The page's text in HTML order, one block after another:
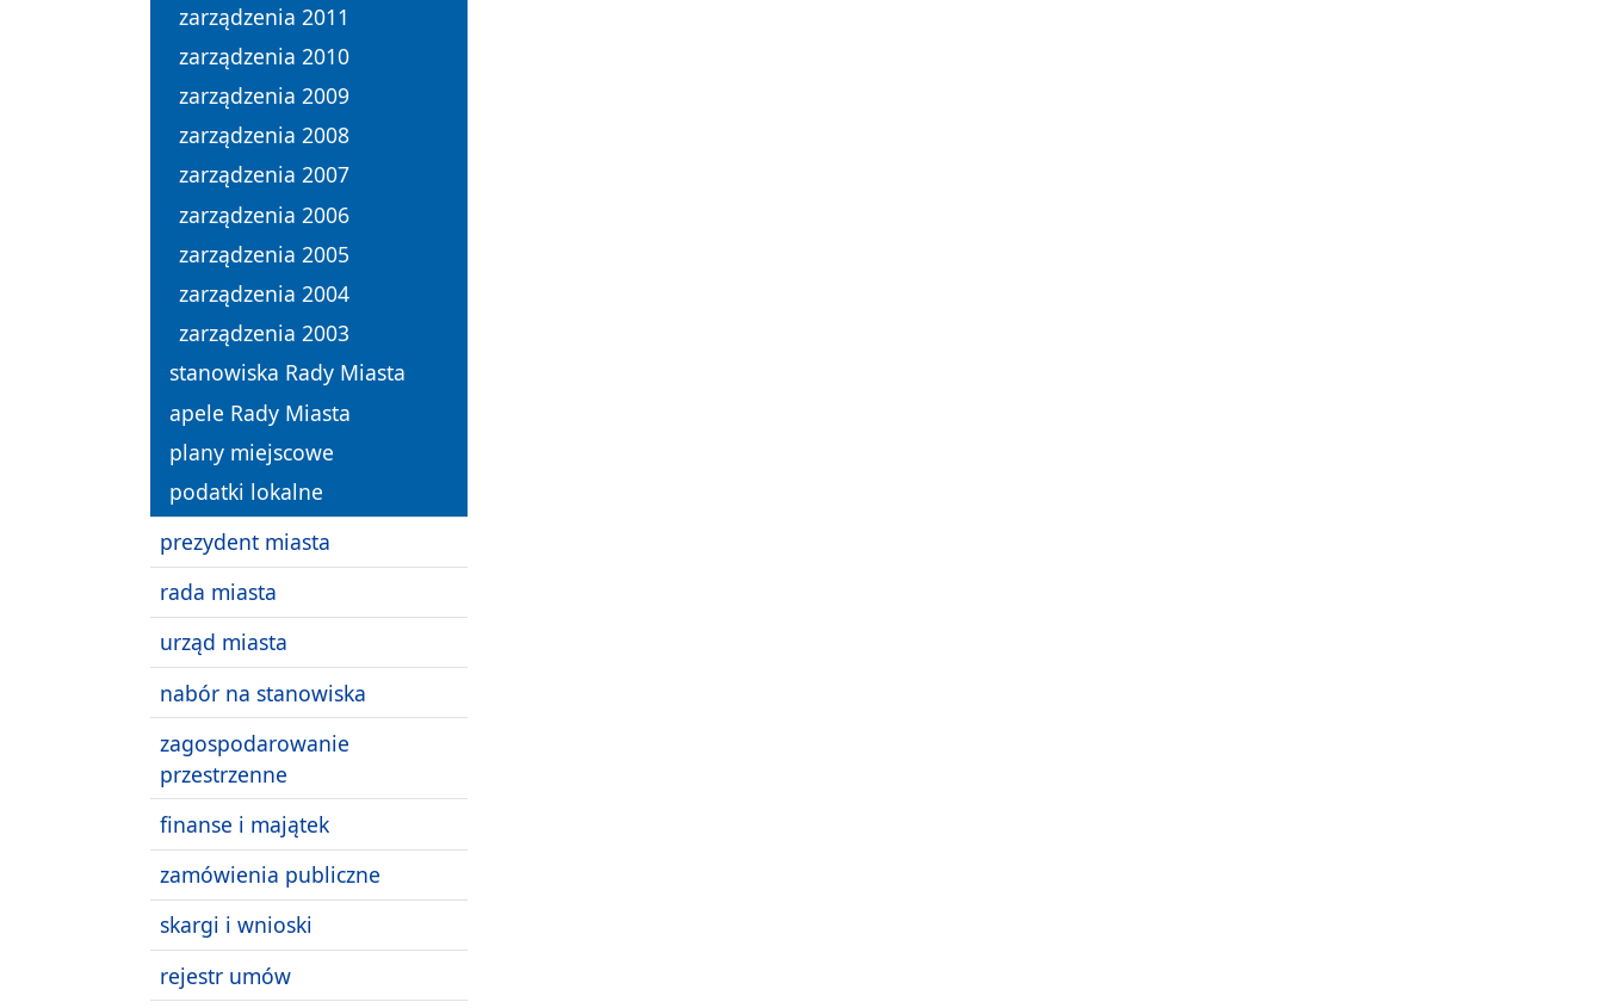
zarządzenia 2011
zarządzenia 2010
zarządzenia 2009
zarządzenia 2008
zarządzenia 2007
zarządzenia 2006
zarządzenia 2005
zarządzenia 2004
zarządzenia 2003
stanowiska Rady Miasta
apele Rady Miasta
plany miejscowe
podatki lokalne
prezydent miasta
rada miasta
urząd miasta
nabór na stanowiska
zagospodarowanie
przestrzenne
finanse i majątek
zamówienia publiczne
skargi i wnioski
rejestr umów